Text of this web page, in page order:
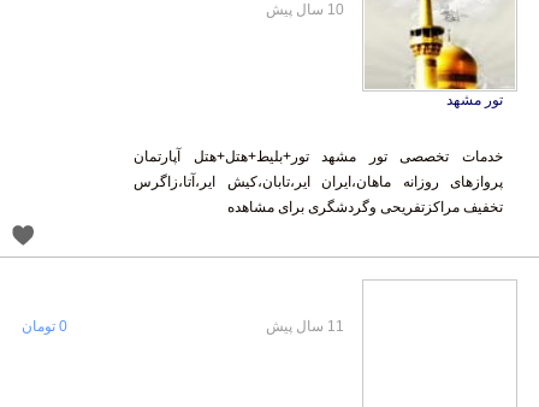
تور مشهد
خدمات تخصصی تور مشهد تور+بلیط+هتل+هتل آپارتمان
پروازهای روزانه ماهان،ایران ایر،تابان،کیش ایر،آتا،زاگرس
تخفیف مراکزتفریحی وگردشگری برای مشاهده
10 سال پیش
11 سال پیش 0 تومان